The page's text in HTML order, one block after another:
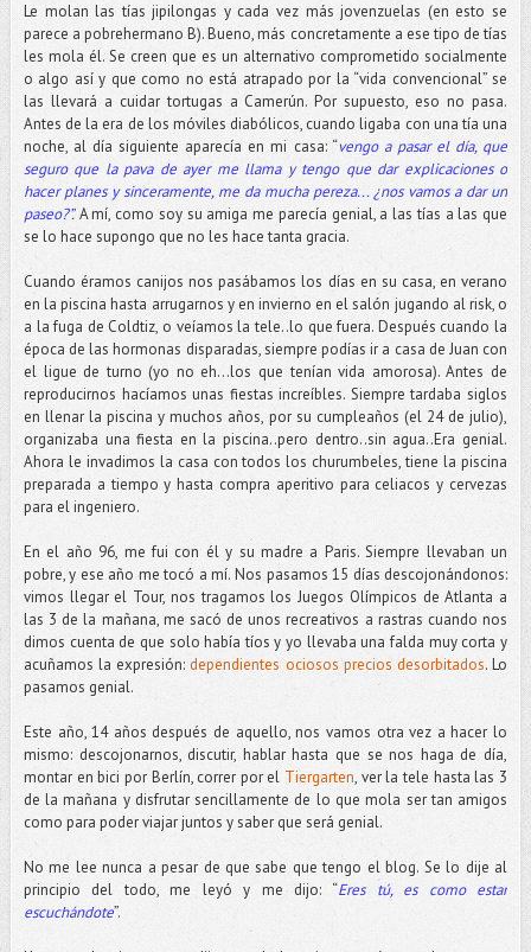
Le molan las tías jipilongas y cada vez más jovenzuelas (en esto se
parece a pobrehermano B). Bueno, más concretamente a ese tipo de tías
les mola él. Se creen que es un alternativo comprometido socialmente
o algo así y que como no está atrapado por la “vida convencional” se
las llevará a cuidar tortugas a Camerún. Por supuesto, eso no pasa.
Antes de la era de los móviles diabólicos, cuando ligaba con una tía una
noche, al día siguiente aparecía en mi casa: “vengo a pasar el día, que
seguro que la pava de ayer me llama y tengo que dar explicaciones o
hacer planes y sinceramente, me da mucha pereza... ¿nos vamos a dar un
paseo?”.A mí, como soy su amiga me parecía genial, a las tías a las que
se lo hace supongo que no les hace tanta gracia.
Cuando éramos canijos nos pasábamos los días en su casa, en verano
en la piscina hasta arrugarnos y en invierno en el salón jugando al risk, o
a la fuga de Coldtiz, o veíamos la tele..lo que fuera. Después cuando la
época de las hormonas disparadas, siempre podías ir a casa de Juan con
el ligue de turno (yo no eh…los que tenían vida amorosa). Antes de
reproducirnos hacíamos unas fiestas increíbles. Siempre tardaba siglos
en llenar la piscina y muchos años, por su cumpleaños (el 24 de julio),
organizaba una fiesta en la piscina..pero dentro..sin agua..Era genial.
Ahora le invadimos la casa con todos los churumbeles, tiene la piscina
preparada a tiempo y hasta compra aperitivo para celiacos y cervezas
para el ingeniero.
En el año 96, me fui con él y su madre a Paris. Siempre llevaban un
pobre, y ese año me tocó a mí. Nos pasamos 15 días descojonándonos:
vimos llegar el Tour, nos tragamos los Juegos Olímpicos de Atlanta a
las 3 de la mañana, me sacó de unos recreativos a rastras cuando nos
dimos cuenta de que solo había tíos y yo llevaba una falda muy corta y
acuñamos la expresión:dependientes ociosos precios desorbitados. Lo
pasamos genial.
Este año, 14 años después de aquello, nos vamos otra vez a hacer lo
mismo: descojonarnos, discutir, hablar hasta que se nos haga de día,
montar en bici por Berlín, correr por el Tiergarten, ver la tele hasta las 3
de la mañana y disfrutar sencillamente de lo que mola ser tan amigos
como para poder viajar juntos y saber que será genial.
No me lee nunca a pesar de que sabe que tengo el blog. Se lo dije al
principio del todo, me leyó y me dijo: “Eres tú, es como estar
escuchándote”.